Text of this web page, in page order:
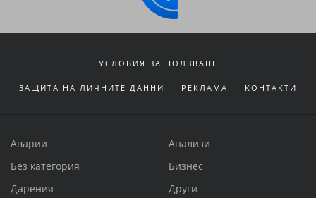
УСЛОВИЯ ЗА ПОЛЗВАНЕ
ЗАЩИТА НА ЛИЧНИТЕ ДАННИ РЕКЛАМА КОНТАКТИ
Аварии
Анализи
Без категория
Бизнес
Дарения
Други